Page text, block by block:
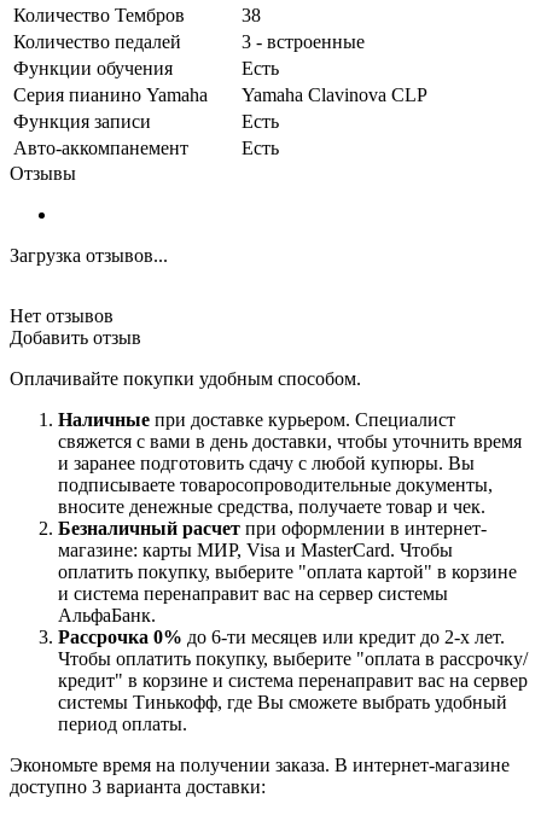
Количество Тембров
38
Количество педалей
3 - встроенные
Функции обучения
Есть
Серия пианино Yamaha
Yamaha Clavinova CLP
Функция записи
Есть
Авто-аккомпанемент
Есть
Отзывы
Загрузка отзывов...
Нет отзывов
Добавить отзыв
Оплачивайте покупки удобным способом.
Наличные при доставке курьером. Специалист
свяжется с вами в день доставки, чтобы уточнить время
и заранее подготовить сдачу с любой купюры. Вы
подписываете товаросопроводительные документы,
вносите денежные средства, получаете товар и чек.
Безналичный расчет при оформлении в интернет-
магазине: карты МИР, Visa и MasterCard. Чтобы
оплатить покупку, выберите "оплата картой" в корзине
и система перенаправит вас на сервер системы
АльфаБанк.
Рассрочка 0% до 6-ти месяцев или кредит до 2-х лет.
Чтобы оплатить покупку, выберите "оплата в рассрочку/
кредит" в корзине и система перенаправит вас на сервер
системы Тинькофф, где Вы сможете выбрать удобный
период оплаты.
Экономьте время на получении заказа. В интернет-магазине
доступно 3 варианта доставки: